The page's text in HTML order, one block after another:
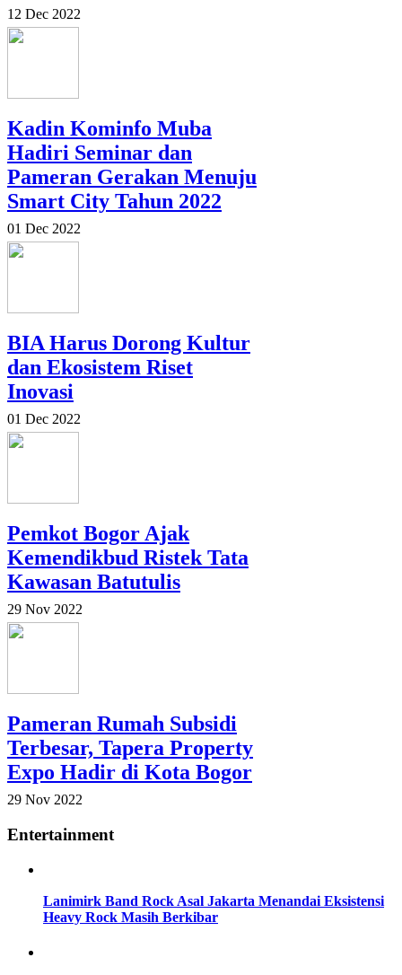
12 Dec 2022
Kadin Kominfo Muba
Hadiri Seminar dan
Pameran Gerakan Menuju
Smart City Tahun 2022
01 Dec 2022
BIA Harus Dorong Kultur
dan Ekosistem Riset
Inovasi
01 Dec 2022
Pemkot Bogor Ajak
Kemendikbud Ristek Tata
Kawasan Batutulis
29 Nov 2022
Pameran Rumah Subsidi
Terbesar, Tapera Property
Expo Hadir di Kota Bogor
29 Nov 2022
Entertainment
Lanimirk Band Rock Asal Jakarta Menandai Eksistensi
Heavy Rock Masih Berkibar